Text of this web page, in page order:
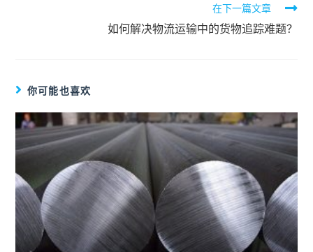
在下一篇文章
如何解决物流运输中的货物追踪难题？
你可能也喜欢